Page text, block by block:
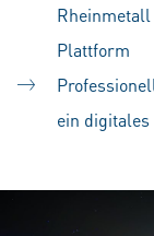
Plattform
ein digitales